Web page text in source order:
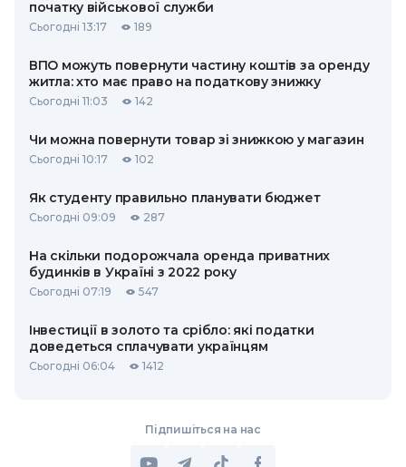
початку військової служби
Сьогодні 13:17 189
ВПО можуть повернути частину коштів за оренду
житла: хто має право на податкову знижку
Сьогодні 11:03 142
Чи можна повернути товар зі знижкою у магазин
Сьогодні 10:17 102
Як студенту правильно планувати бюджет
Сьогодні 09:09 287
На скільки подорожчала оренда приватних
будинків в Україні з 2022 року
Сьогодні 07:19 547
Інвестиції в золото та срібло: які податки
доведеться сплачувати українцям
Сьогодні 06:04 1412
Підпишіться на нас